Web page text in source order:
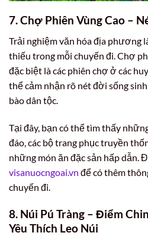
7. Chợ Phiên Vùng Cao –
Trải nghiệm văn hóa địa phương
thiếu trong mỗi chuyến đi. Chợ
đặc biệt là các phiên chợ ở các
thể cảm nhận rõ nét đời sống
bào dân tộc.
Tại đây, bạn có thể tìm thấy
đáo, các bộ trang phục truyền
những món ăn đặc sản hấp dẫn.
visanuocngoai.vn để có thêm
chuyến đi.
8. Núi Pú Tràng – Điểm
Yêu Thích Leo Núi